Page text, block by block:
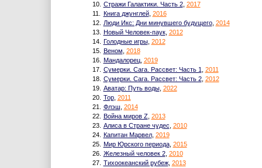
10. Стражи Галактики. Часть 2, 2017
11.
Книга джунглей, 2016
12.
Люди Икс: Дни минувшего будущего, 2014
13. Новый Человек-паук, 2012
14. Голодные игры, 2012
15. Веном 2018
16. Мандалорец, 2019
17. Сумерки. Сага. Рассвет: Часть 1
2011
18. Сумерки. Сага. Рассвет: Часть 2, 2012
19. Аватар: Путь воды, 2022
20. Тор, 2011
21.
Флэш 2014
22. Война миров Z, 2013
23. Алиса в Стране чудес 2010
24. Капитан Марвел, 2019
25. Мир Юрского периода, 2015
26. Железный человек 2, 2010
27. Тихоокеанский рубеж, 2013